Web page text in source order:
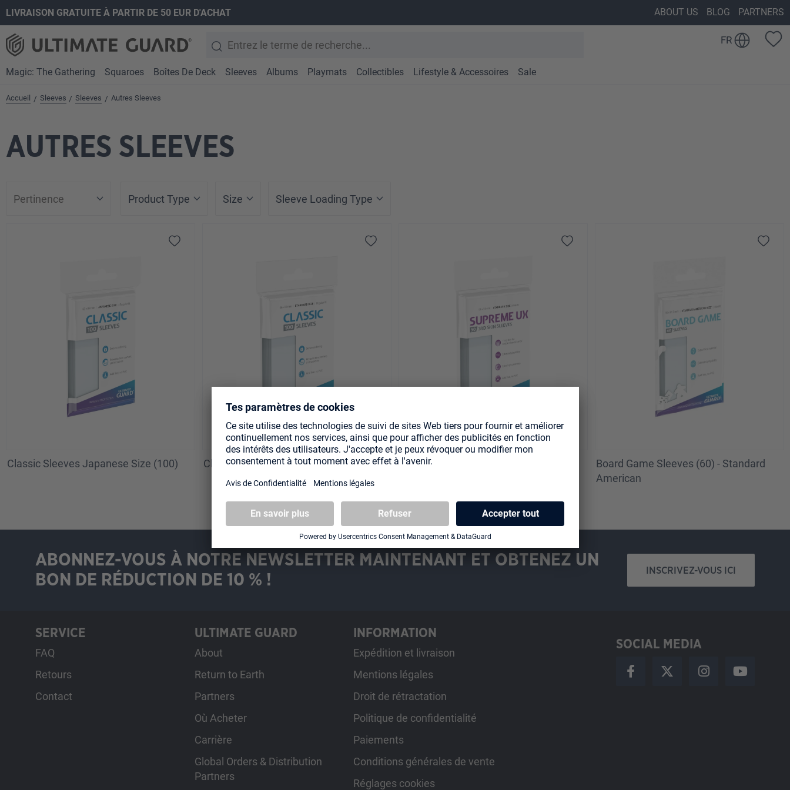
Passer à la navigation principale
LIVRAISON GRATUITE À PARTIR DE 50 EUR D'ACHAT ABOUT US BLOG PARTNERS
FR
Magic: The Gathering Squaroes Boîtes De Deck Sleeves Albums Playmats Collectibles Lifestyle & Accessoires Sale
Accueil / Sleeves / Sleeves / Autres Sleeves
AUTRES SLEEVES
Product Type Size Sleeve Loading Type
Classic Sleeves Japanese Size (100) Classic Sleeves Standard Size (100) Supreme UX 3rd Skin Sleeves (50)
Board Game Sleeves (60) - Standard
American
ABONNEZ-VOUS À NOTRE NEWSLETTER MAINTENANT ET OBTENEZ UN
BON DE RÉDUCTION DE 10 % !
INSCRIVEZ-VOUS ICI
SERVICE
FAQ
Retours
Contact
ULTIMATE GUARD
About
Return to Earth
Partners
Où Acheter
Carrière
Global Orders & Distribution
Partners
INFORMATION
Expédition et livraison
Mentions légales
Droit de rétractation
Politique de confidentialité
Paiements
Conditions générales de vente
Réglages cookies
SOCIAL MEDIA